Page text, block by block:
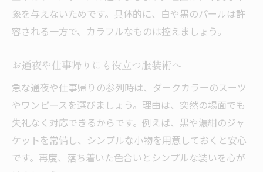
象を与えないためです。具体的に、白や黒のパールは許
容される一方で、カラフルなものは控えましょう。
お通夜や仕事帰りにも役立つ服装術へ
急な通夜や仕事帰りの参列時は、ダークカラーのスーツ
やワンピースを選びましょう。理由は、突然の場面でも
失礼なく対応できるからです。例えば、黒や濃紺のジャ
ケットを常備し、シンプルな小物を用意しておくと安心
です。再度、落ち着いた色合いとシンプルな装いを心が